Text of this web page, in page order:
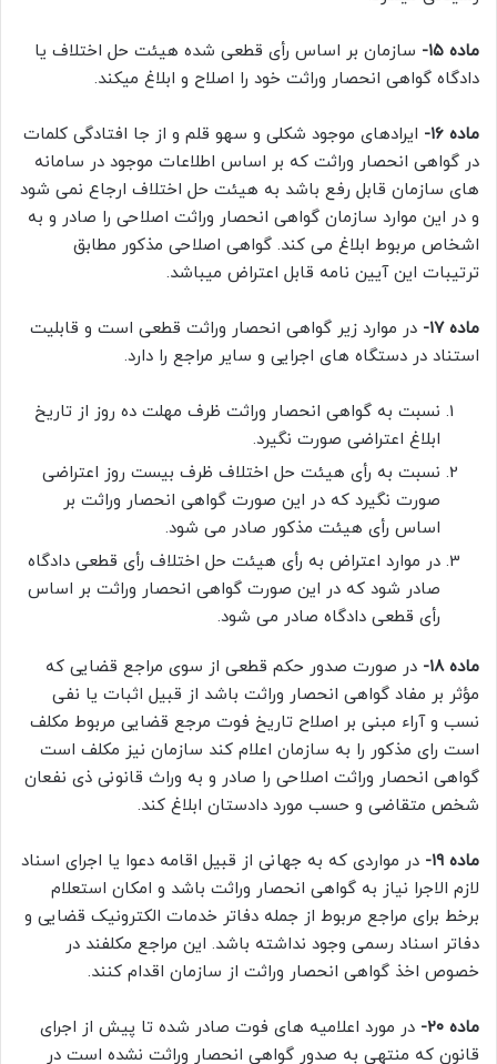
ماده ۱۵-
سازمان بر اساس رأی قطعی شده هیئت حل اختلاف یا
دادگاه گواهی انحصار وراثت خود را اصلاح و ابلاغ میکند.
ماده ۱۶-
ایرادهای موجود شکلی و سهو قلم و از جا افتادگی کلمات
در گواهی انحصار وراثت که بر اساس اطلاعات موجود در سامانه
های سازمان قابل رفع باشد به هیئت حل اختلاف ارجاع نمی شود
و در این موارد سازمان گواهی انحصار وراثت اصلاحی را صادر و به
اشخاص مربوط ابلاغ می کند. گواهی اصلاحی مذکور مطابق
ترتیبات این آیین نامه قابل اعتراض میباشد.
ماده ۱۷-
در موارد زیر گواهی انحصار وراثت قطعی است و قابلیت
استناد در دستگاه های اجرایی و سایر مراجع را دارد.
نسبت به گواهی انحصار وراثت ظرف مهلت ده روز از تاریخ
ابلاغ اعتراضی صورت نگیرد.
نسبت به رأی هیئت حل اختلاف ظرف بیست روز اعتراضی
صورت نگیرد که در این صورت گواهی انحصار وراثت بر
اساس رأی هیئت مذکور صادر می شود.
در موارد اعتراض به رأی هیئت حل اختلاف رأی قطعی دادگاه
صادر شود که در این صورت گواهی انحصار وراثت بر اساس
رأی قطعی دادگاه صادر می شود.
ماده ۱۸-
در صورت صدور حکم قطعی از سوی مراجع قضایی که
مؤثر بر مفاد گواهی انحصار وراثت باشد از قبیل اثبات یا نفی
نسب و آراء مبنی بر اصلاح تاریخ فوت مرجع قضایی مربوط مکلف
است رای مذکور را به سازمان اعلام کند سازمان نیز مکلف است
گواهی انحصار وراثت اصلاحی را صادر و به وراث قانونی ذی نفعان
شخص متقاضی و حسب مورد دادستان ابلاغ کند.
ماده ۱۹-
در مواردی که به جهانی از قبیل اقامه دعوا یا اجرای اسناد
لازم الاجرا نیاز به گواهی انحصار وراثت باشد و امکان استعلام
برخط برای مراجع مربوط از جمله دفاتر خدمات الکترونیک قضایی و
دفاتر اسناد رسمی وجود نداشته باشد. این مراجع مکلفند در
خصوص اخذ گواهی انحصار وراثت از سازمان اقدام کنند.
ماده ۲۰-
در مورد اعلامیه های فوت صادر شده تا پیش از اجرای
قانون که منتهی به صدور گواهی انحصار وراثت نشده است در